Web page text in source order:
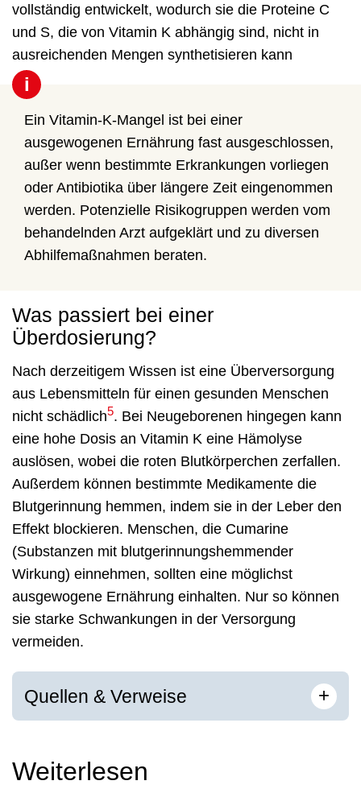
vollständig entwickelt, wodurch sie die Proteine C
und S, die von Vitamin K abhängig sind, nicht in
ausreichenden Mengen synthetisieren kann
i
Ein Vitamin-K-Mangel ist bei einer
ausgewogenen Ernährung fast ausgeschlossen,
außer wenn bestimmte Erkrankungen vorliegen
oder Antibiotika über längere Zeit eingenommen
werden. Potenzielle Risikogruppen werden vom
behandelnden Arzt aufgeklärt und zu diversen
Abhilfemaßnahmen beraten.
Was passiert bei einer
Überdosierung?
Nach derzeitigem Wissen ist eine Überversorgung
aus Lebensmitteln für einen gesunden Menschen
nicht schädlich5. Bei Neugeborenen hingegen kann
eine hohe Dosis an Vitamin K eine Hämolyse
auslösen, wobei die roten Blutkörperchen zerfallen.
Außerdem können bestimmte Medikamente die
Blutgerinnung hemmen, indem sie in der Leber den
Effekt blockieren. Menschen, die Cumarine
(Substanzen mit blutgerinnungshemmender
Wirkung) einnehmen, sollten eine möglichst
ausgewogene Ernährung einhalten. Nur so können
sie starke Schwankungen in der Versorgung
vermeiden.
Quellen & Verweise +
Weiterlesen